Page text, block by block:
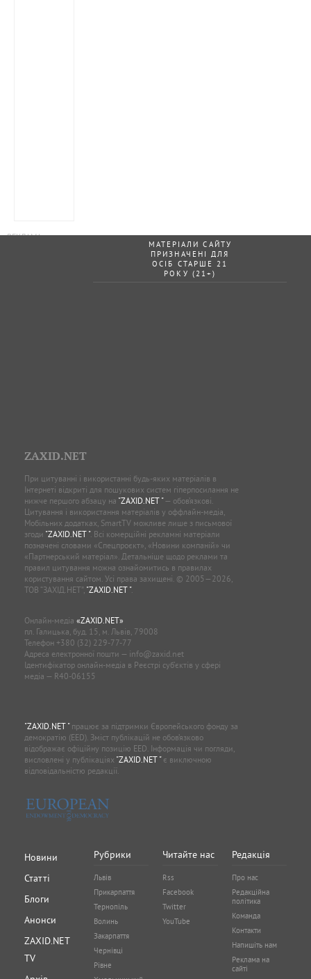
МАТЕРІАЛИ САЙТУ
ПРИЗНАЧЕНІ ДЛЯ
ОСІБ СТАРШЕ 21
РОКУ (21+)
ZAXID.NET
При цитуванні і використанні будь-яких матеріалів в
Інтернеті відкриті для пошукових систем гіперпосилання не
нижче першого абзацу на "ZAXID.NET "— обов’язкові.
Цитування і використання матеріалів у оффлайн-медіа,
Мобільних додатках, SmartTV можливе лише з письмової
згоди "ZAXID.NET ". Всі комерційні рекламні матеріали
позначені словами «Спецпроєкт», «Новини компаній» чи
«Партнерський матеріал». Детальніше щодо реклами та
правил цитування можна ознайомитись в правилах
користування сайтом. Усі права захищені. © 2005—2026,
ТОВ “ЗАХІД.НЕТ”, "ZAXID.NET ".
Онлайн-медіа «ZAXID.NET»
пл. Галицька, буд. 15, м. Львів, 79008
Телефон +380 (32) 229-77-77
Адреса електронної пошти — info@zaxid.net
Ідентифікатор онлайн-медіа в Реєстрі суб'єктів у сфері
медіа — R40-06155
"ZAXID.NET "працює за підтримки Європейського фонду за
демократію (EED). Зміст публікацій не обов’язково
відображає офіційну позицію EED. Інформація чи погляди,
висловлені у публікаціях "ZAXID.NET "є виключною
відповідальністю редакції.
Новини
Статті
Блоги
Анонси
ZAXID.NET
TV
Рубрики
Львів
Прикарпаття
Тернопіль
Волинь
Закарпаття
Чернівці
Рівне
Читайте нас
Rss
Facebook
Twitter
YouTube
Редакція
Про нас
Редакційна
політика
Команда
Контакти
Напишіть нам
Реклама на
сайті